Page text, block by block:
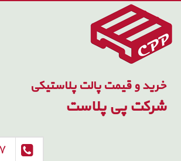
خرید و قیمت پالت پلاستیکی
شرکت پی پلاست